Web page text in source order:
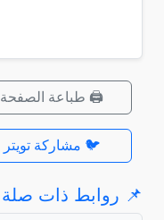
🖨️ طباعة الصفحة
🐦 مشاركة تويتر
📌 روابط ذات صلة